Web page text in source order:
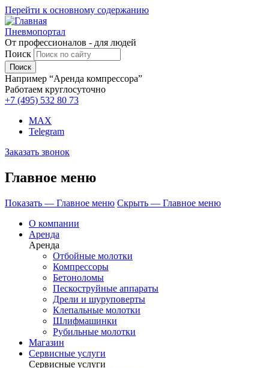
Перейти к основному содержанию
Пневмопортал
От профессионалов - для людей
Поиск
Например “Аренда компрессора”
Работаем круглосуточно
+7 (495) 532 80 73
MAX
Telegram
Заказать звонок
Главное меню
Показать — Главное меню Скрыть — Главное меню
О компании
Аренда
Аренда
Отбойные молотки
Компрессоры
Бетоноломы
Пескоструйные аппараты
Дрели и шуруповерты
Клепальные молотки
Шлифмашинки
Рубильные молотки
Магазин
Сервисные услуги
Сервисные услуги